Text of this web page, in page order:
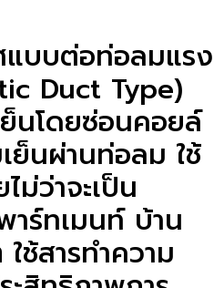
แบบต่อท่อลมแรง
Duct Type)
ย็นโดยซ่อนคอยล์
ย็นผ่านท่อลม ใช้
ม่ว่าจะเป็น
ร์ทเมนท์ บ้าน
ช้สารทำความ